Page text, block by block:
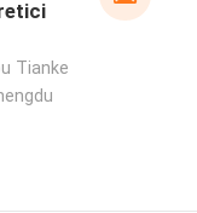
Tianke